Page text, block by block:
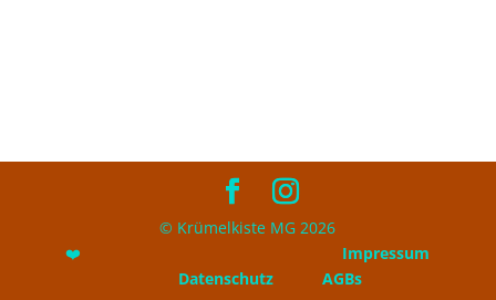
© Krümelkiste MG 2026
❤️ Impressum
Datenschutz
AGBs